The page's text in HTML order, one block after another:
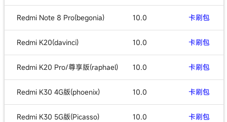
Redmi Note 8 Pro(begonia) 10.0 卡刷包
Redmi K20(davinci) 10.0 卡刷包
Redmi K20 Pro/尊享版(raphael) 10.0 卡刷包
Redmi K30 4G版(phoenix) 10.0 卡刷包
Redmi K30 5G版(Picasso) 10.0 卡刷包